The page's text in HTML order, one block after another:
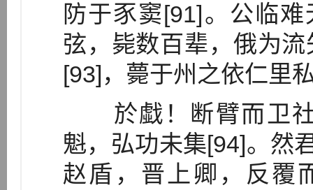
防于豕窦[91]。公临
弦，毙数百辈，俄为
[93]，薨于州之依仁里
於戱！断臂而卫社
魁，弘功未集[94]。然
赵盾，晋上卿，反覆